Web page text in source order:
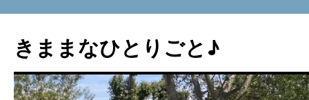
テ
ン
へ
ス
きままなひとりごと♪